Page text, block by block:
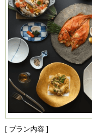
[ プラン内容 ]